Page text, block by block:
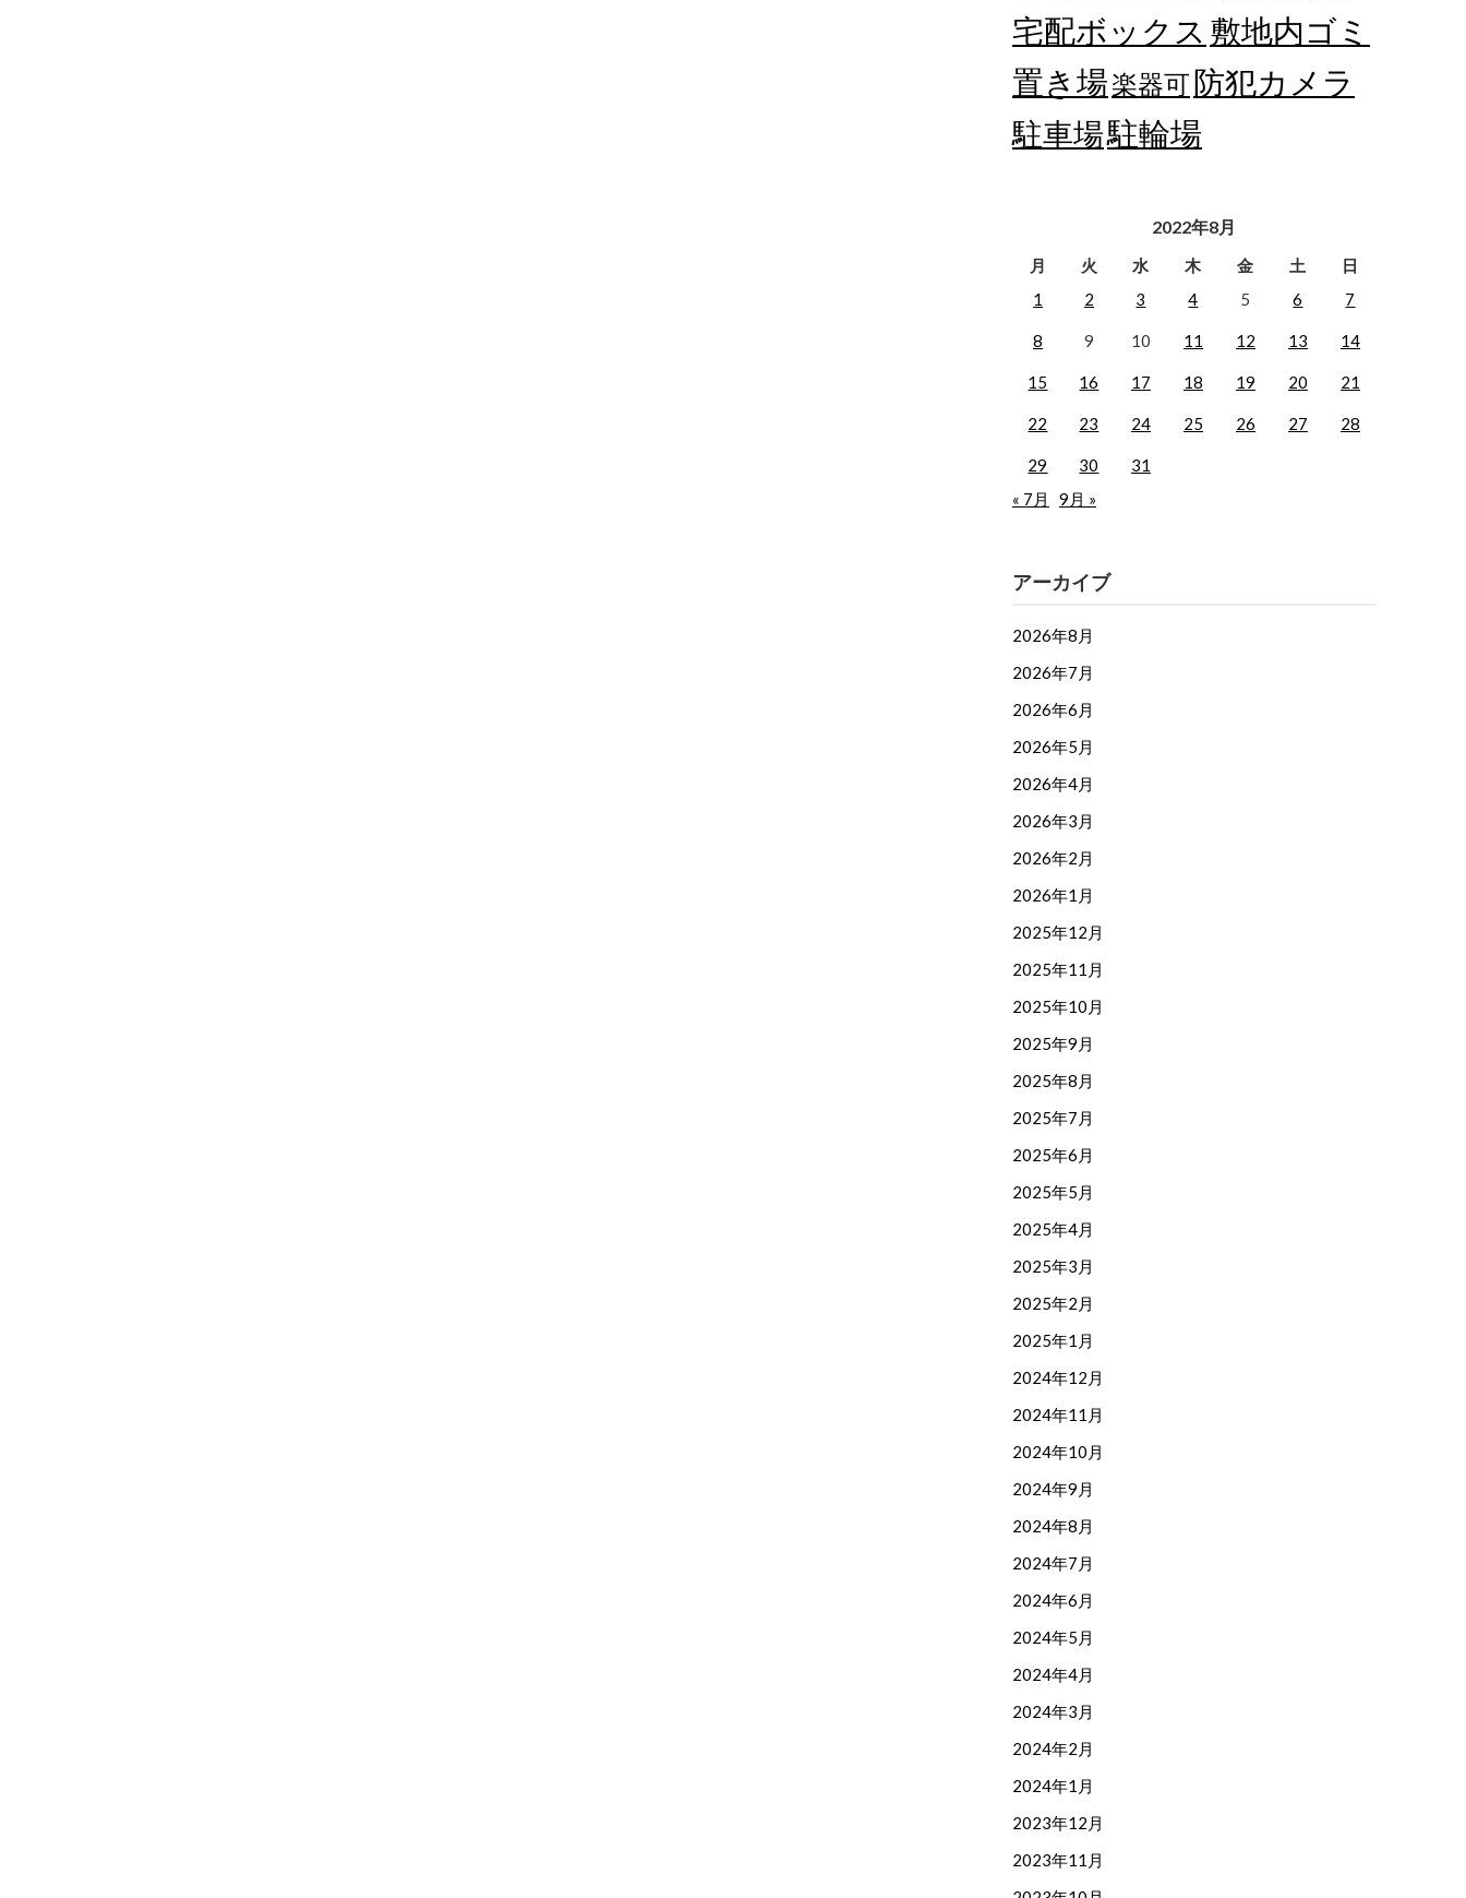
宅配ボックス 敷地内ゴミ
置き場楽器可防犯カメラ
駐車場駐輪場
2022年8月
月 火 水 木 金 土
日
1
2 3 4 5 6 7
8 9 10 11 12 13 14
15 16 17 18 19 20 21
22 23 24 25 26 27 28
29 30
31
« 7月
9月 »
アーカイブ
2026年8月
2026年7月
2026年6月
2026年5月
2026年4月
2026年3月
2026年2月
2026年1月
2025年12月
2025年11月
2025年10月
2025年9月
2025年8月
2025年7月
2025年6月
2025年5月
2025年4月
2025年3月
2025年2月
2025年1月
2024年12月
2024年11月
2024年10月
2024年9月
2024年8月
2024年7月
2024年6月
2024年5月
2024年4月
2024年3月
2024年2月
2024年1月
2023年12月
2023年11月